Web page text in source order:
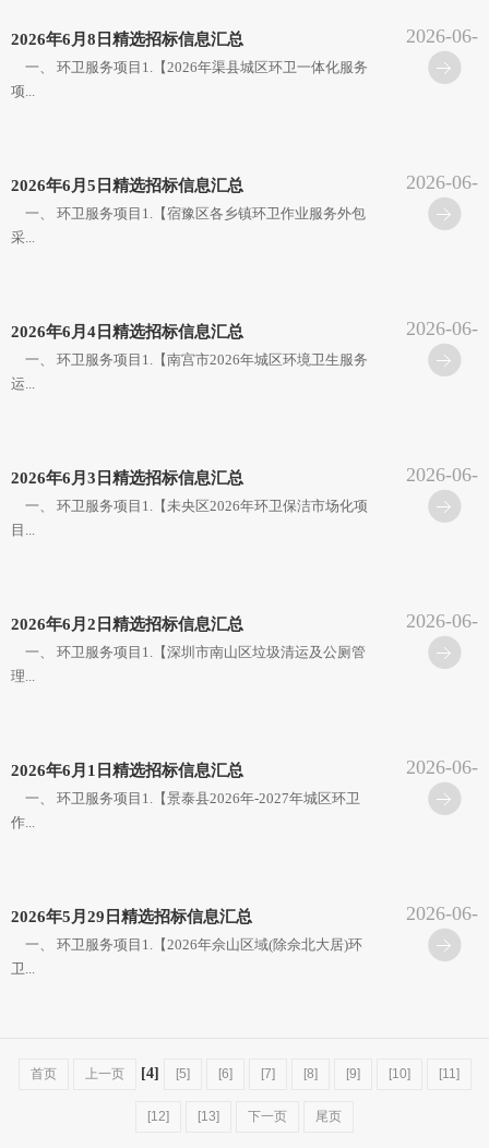
2026年6月8日精选招标信息汇总
一、 环卫服务项目1.【2026年渠县城区环卫一体化服务
项...
2026-06-
09
2026年6月5日精选招标信息汇总
一、 环卫服务项目1.【宿豫区各乡镇环卫作业服务外包
采...
2026-06-
09
2026年6月4日精选招标信息汇总
一、 环卫服务项目1.【南宫市2026年城区环境卫生服务
运...
2026-06-
05
2026年6月3日精选招标信息汇总
一、 环卫服务项目1.【未央区2026年环卫保洁市场化项
目...
2026-06-
05
2026年6月2日精选招标信息汇总
一、 环卫服务项目1.【深圳市南山区垃圾清运及公厕管
理...
2026-06-
05
2026年6月1日精选招标信息汇总
一、 环卫服务项目1.【景泰县2026年-2027年城区环卫
作...
2026-06-
02
2026年5月29日精选招标信息汇总
一、 环卫服务项目1.【2026年佘山区域(除佘北大居)环
卫...
2026-06-
01
首页 上一页 [4] [5] [6] [7] [8] [9] [10] [11]
[12] [13] 下一页 尾页